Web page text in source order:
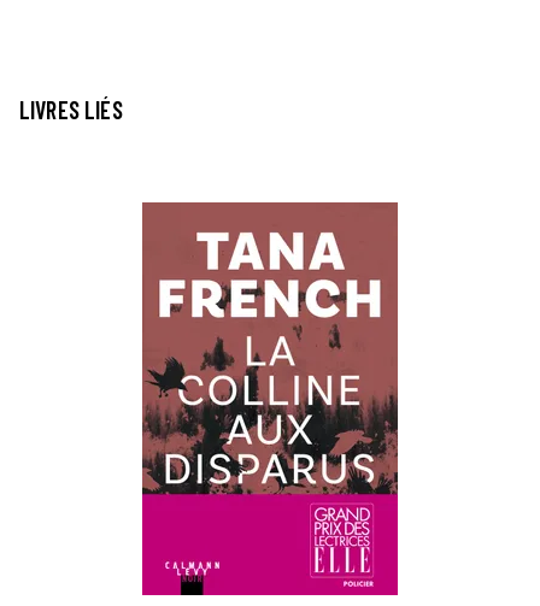
LIVRES LIÉS